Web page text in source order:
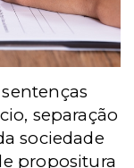
separação
sociedade
propositura